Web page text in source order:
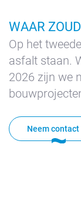
WAAR
Op het
asfalt staan.
2026 zijn we
Neem contact